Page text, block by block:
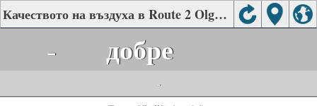
Качеството на въздуха в Route 2 Olga, Sharon - Carmel
- добре
-